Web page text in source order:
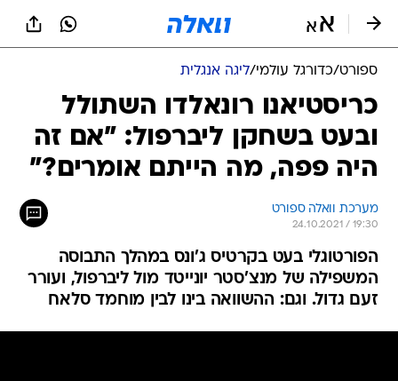
ספורט/כדורגל עולמי/ליגה אנגלית
כריסטיאנו רונאלדו השתולל
ובעט בשחקן ליברפול: "אם זה
היה פפה, מה הייתם אומרים?"
מערכת וואלה ספורט
24.10.2021 / 19:30
הפורטוגלי בעט בקרטיס ג'ונס במהלך התבוסה
המשפילה של מנצ'סטר יונייטד מול ליברפול, ועורר
זעם גדול. וגם: ההשוואה בינו לבין מוחמד סלאח